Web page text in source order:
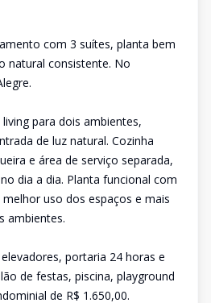
com 3 suítes, planta bem
natural consistente. No
para dois ambientes,
de luz natural. Cozinha
e área de serviço separada,
dia a dia. Planta funcional com
uso dos espaços e mais
ambientes.
portaria 24 horas e
de festas, piscina, playground
de R$ 1.650,00.